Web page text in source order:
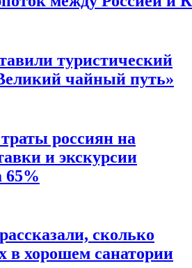
туристический
чайный путь»
россиян на
и экскурсии
65%
сколько
в хорошем санатории